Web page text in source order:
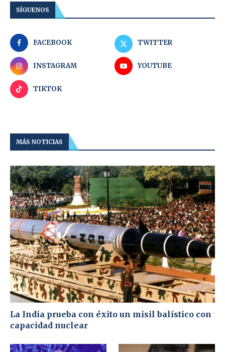
SÍGUENOS
FACEBOOK TWITTER
INSTAGRAM YOUTUBE
TIKTOK
MÁS NOTICIAS
La India prueba con éxito un misil balístico con
capacidad nuclear